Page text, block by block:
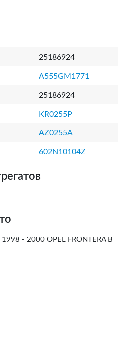
25186924
A555GM1771
25186924
KR0255P
AZ0255A
602N10104Z
- 2000 OPEL FRONTERA B